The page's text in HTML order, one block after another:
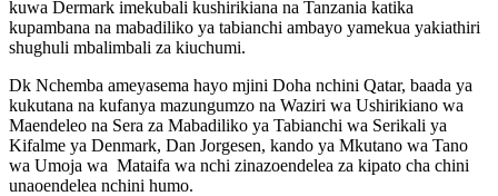
kuwa Dermark imekubali kushirikiana na Tanzania katika
kupambana na mabadiliko ya tabianchi ambayo yamekua yakiathiri
shughuli mbalimbali za kiuchumi.
Dk Nchemba ameyasema hayo mjini Doha nchini Qatar, baada ya
kukutana na kufanya mazungumzo na Waziri wa Ushirikiano wa
Maendeleo na Sera za Mabadiliko ya Tabianchi wa Serikali ya
Kifalme ya Denmark, Dan Jorgesen, kando ya Mkutano wa Tano
wa Umoja wa Mataifa wa nchi zinazoendelea za kipato cha chini
unaoendelea nchini humo.